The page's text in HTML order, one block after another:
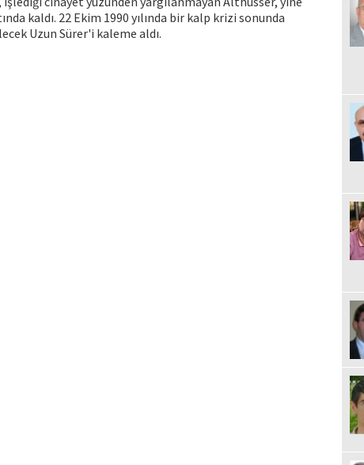
kaldı. 22 Ekim 1990 yılında bir kalp krizi sonunda
Uzun Sürer'i kaleme aldı.